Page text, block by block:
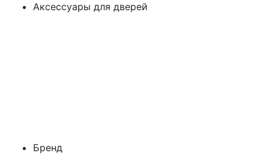
Аксессуары для дверей
Бренд